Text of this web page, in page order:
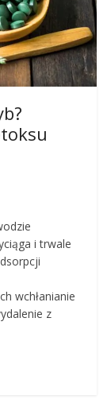
i trwale
wchłanianie
z